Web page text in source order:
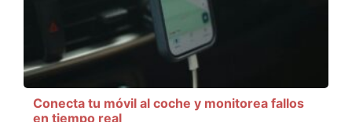
Conecta tu móvil al coche y monitorea fallos
en tiempo real